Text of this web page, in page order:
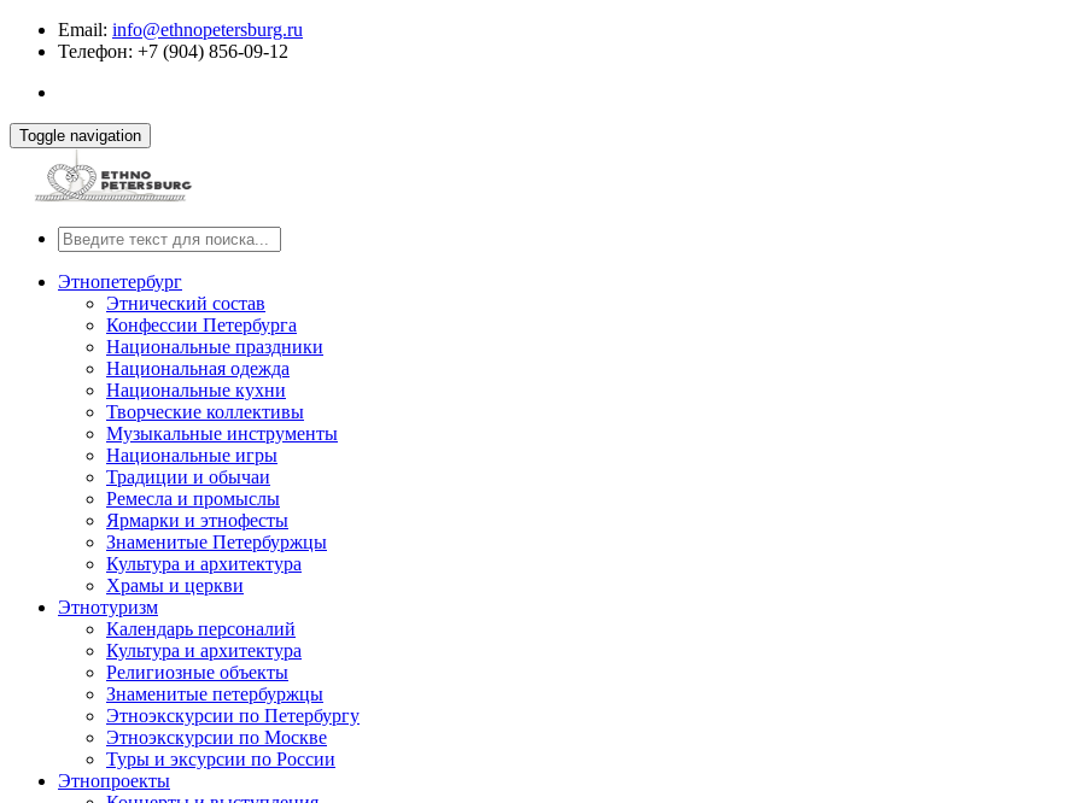
Email: info@ethnopetersburg.ru
Телефон: +7 (904) 856-09-12
Toggle navigation
Этнопетербург
Этнический состав
Конфессии Петербурга
Национальные праздники
Национальная одежда
Национальные кухни
Творческие коллективы
Музыкальные инструменты
Национальные игры
Традиции и обычаи
Ремесла и промыслы
Ярмарки и этнофесты
Знаменитые Петербуржцы
Культура и архитектура
Храмы и церкви
Этнотуризм
Календарь персоналий
Культура и архитектура
Религиозные объекты
Знаменитые петербуржцы
Этноэкскурсии по Петербургу
Этноэкскурсии по Москве
Туры и эксурсии по России
Этнопроекты